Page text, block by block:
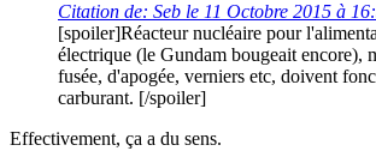
Citation de: Seb le 11 Octobre 2015 à
[spoiler]Réacteur nucléaire pour
électrique (le Gundam bougeait encore),
fusée, d'apogée, verniers etc, doivent
carburant. [/spoiler]
Effectivement, ça a du sens.